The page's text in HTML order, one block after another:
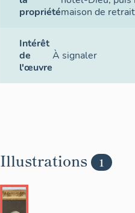
propriétémaison de
Intérêt
de
l'œuvre
À signaler
Illustrations 1